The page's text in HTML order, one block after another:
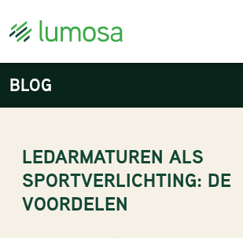
BLOG
LEDARMATUREN ALS
SPORTVERLICHTING: DE
VOORDELEN